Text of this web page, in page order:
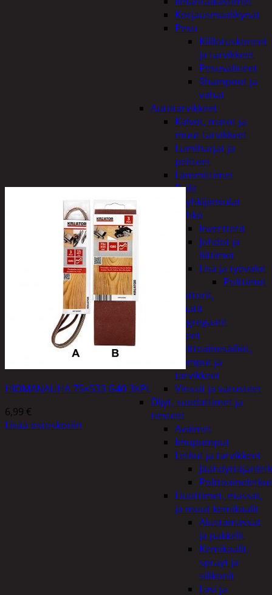
Korjausmaalikynät
Pesu
Kiillotuskoneet
ja tarvikkeet
Pesuvälineet
Shampoot ja
vahat
Autotarvikkeet
Kalvot, matot ja
muut tarvikkeet
Lumiharjat ja
peitteet
Lämmittimet
Peilit
Pyyhkijänsulat
Sähkö
Invertterit
Johdot ja
liittimet
Lisä ja työvalot
Polttimot
Irtomoottorit,
aggregaatit
Aggregaatit
Lisälaitteet
Polttoainesäiliöt,
pumput ja
tarvikkeet
Vinssit ja varusteet
Öljyt, suodattimet ja
nesteet
Avaimet
Imupumput
Letkut ja tarvikkeet
Polttoaineletkut
Liuottimet, massat,
ja muut kemikaalit
Alustamassat
ja pakkelit
Kemikaalit,
sprayt ja
silikonit
Lasi ja
HIOMANAUHA 75×533 G40 3KPL
6,99 €
Lisää ostoskoriin